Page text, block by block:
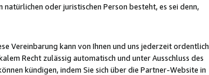
oder juristischen Person besteht, es sei denn,
Vereinbarung kann von Ihnen und uns jederzeit ordentlich
Recht zulässig automatisch und unter Ausschluss des
kündigen, indem Sie sich über die Partner-Website in